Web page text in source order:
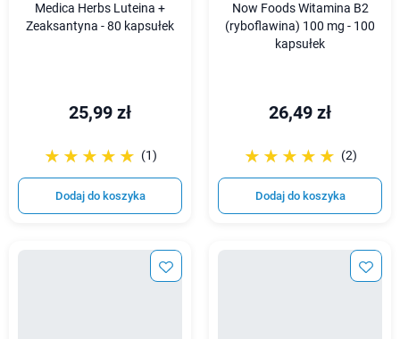
Medica Herbs Luteina +
Zeaksantyna - 80 kapsułek
25,99 zł
☆☆☆☆☆
★★★★★ (1)
Dodaj do koszyka
Now Foods Witamina B2
(ryboflawina) 100 mg - 100
kapsułek
26,49 zł
☆☆☆☆☆
★★★★★ (2)
Dodaj do koszyka